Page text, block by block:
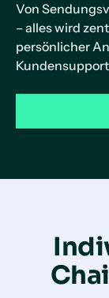
Von
– alles wird
persönlicher